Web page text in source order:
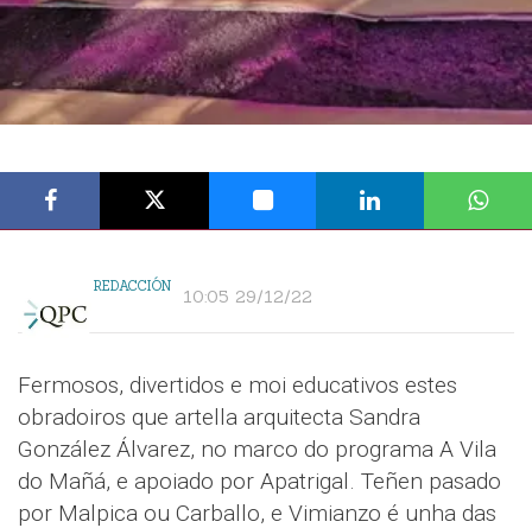
REDACCIÓN 10:05 29/12/22
Fermosos, divertidos e moi educativos estes
obradoiros que artella arquitecta Sandra
González Álvarez, no marco do programa A Vila
do Mañá, e apoiado por Apatrigal. Teñen pasado
por Malpica ou Carballo, e Vimianzo é unha das